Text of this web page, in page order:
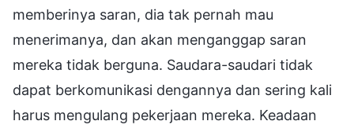
memberinya saran, dia tak pernah mau
menerimanya, dan akan menganggap saran
mereka tidak berguna. Saudara-saudari tidak
dapat berkomunikasi dengannya dan sering kali
harus mengulang pekerjaan mereka. Keadaan